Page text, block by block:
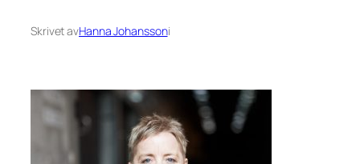
Skrivet avHanna Johanssoni